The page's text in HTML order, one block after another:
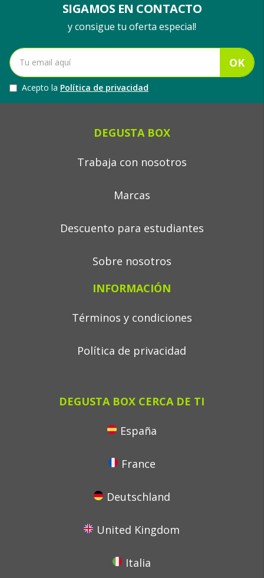
SIGAMOS EN CONTACTO
y consigue tu oferta especial!
OK
Acepto la Política de privacidad
DEGUSTA BOX
Trabaja con nosotros
Marcas
Descuento para estudiantes
Sobre nosotros
INFORMACIÓN
Términos y condiciones
Política de privacidad
DEGUSTA BOX CERCA DE TI
España
France
Deutschland
United Kingdom
Italia